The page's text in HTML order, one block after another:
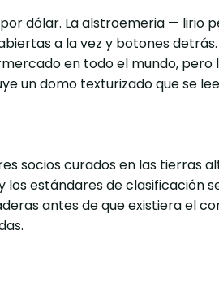
dólar. La alstroemeria — lirio
a la vez y botones
en todo el mundo,
un domo texturizado que se
socios curados en las tierras
los estándares de clasificación
antes de que existiera el